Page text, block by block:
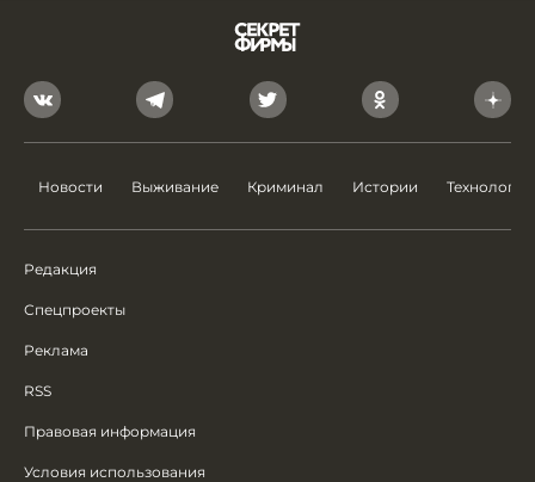
Новости Выживание Криминал Истории Технологии
Редакция
Спецпроекты
Реклама
RSS
Правовая информация
Условия использования